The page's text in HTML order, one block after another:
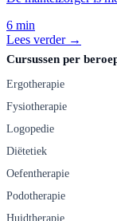
6 min
Lees verder →
Cursussen per
Ergotherapie
Fysiotherapie
Logopedie
Diëtetiek
Oefentherapie
Podotherapie
Huidtherapie